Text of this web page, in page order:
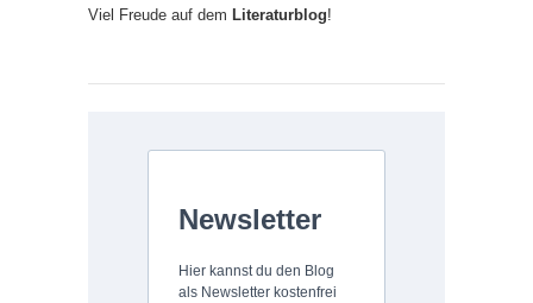
Viel Freude auf dem Literaturblog!
Newsletter
Hier kannst du den Blog
als Newsletter kostenfrei